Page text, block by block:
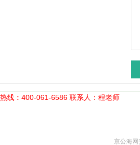
线：400-061-6586 联系人：程老师
京公海网